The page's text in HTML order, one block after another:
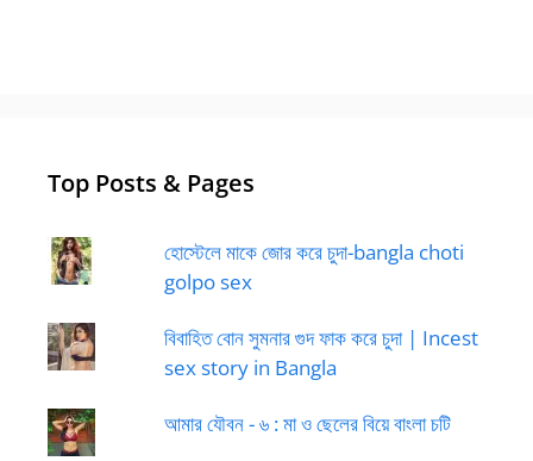
Top Posts & Pages
হোস্টেলে মাকে জোর করে চুদা-bangla choti
golpo sex
বিবাহিত বোন সুমনার গুদ ফাক করে চুদা | Incest
sex story in Bangla
আমার যৌবন - ৬ : মা ও ছেলের বিয়ে বাংলা চটি